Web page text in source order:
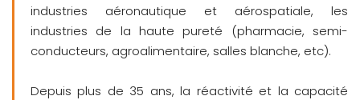
industries aéronautique et aérospatiale, les
industries de la haute pureté (pharmacie, semi-
conducteurs, agroalimentaire, salles blanche, etc).
Depuis plus de 35 ans, la réactivité et la capacité